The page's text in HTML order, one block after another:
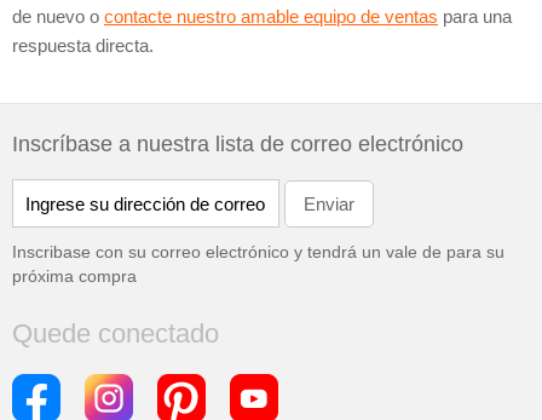
de nuevo o contacte nuestro amable equipo de ventas para una
respuesta directa.
Inscríbase a nuestra lista de correo electrónico
Inscribase con su correo electrónico y tendrá un vale de para su
próxima compra
Quede conectado